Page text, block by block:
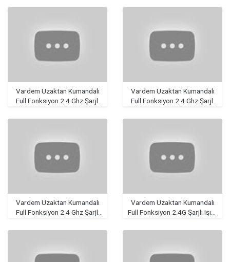
Vardem Uzaktan Kumandalı
Full Fonksiyon 2.4 Ghz Şarjlı
Vardem Uzaktan Kumandalı
Full Fonksiyon 2.4 Ghz Şarjlı
Araba
Vardem Uzaktan Kumandalı
Full Fonksiyon 2.4 Ghz Şarjlı
Vardem Uzaktan Kumandalı
Full Fonksiyon 2.4G Şarjlı Işıklı